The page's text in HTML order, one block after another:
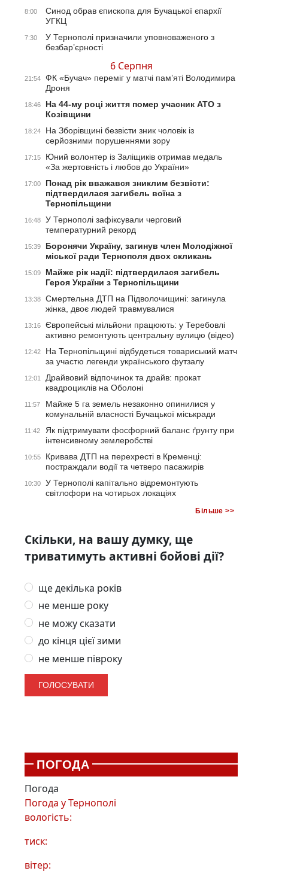
8:00
Синод обрав єпископа для Бучацької єпархії
УГКЦ
7:30
У Тернополі призначили уповноваженого з
безбар’єрності
6 Серпня
21:54
ФК «Бучач» переміг у матчі пам’яті Володимира
Дроня
18:46
На 44-му році життя помер учасник АТО з
Козівщини
18:24
На Зборівщині безвісти зник чоловік із
серйозними порушеннями зору
17:15
Юний волонтер із Заліщиків отримав медаль
«За жертовність і любов до України»
17:00
Понад рік вважався зниклим безвісти:
підтвердилася загибель воїна з
Тернопільщини
16:48
У Тернополі зафіксували черговий
температурний рекорд
15:39
Боронячи Україну, загинув член Молодіжної
міської ради Тернополя двох скликань
15:09
Майже рік надії: підтвердилася загибель
Героя України з Тернопільщини
13:38
Смертельна ДТП на Підволочищині: загинула
жінка, двоє людей травмувалися
13:16
Європейські мільйони працюють: у Теребовлі
активно ремонтують центральну вулицю (відео)
12:42
На Тернопільщині відбудеться товариський матч
за участю легенди українського футзалу
12:01
Драйвовий відпочинок та драйв: прокат
квадроциклів на Оболоні
11:57
Майже 5 га земель незаконно опинилися у
комунальній власності Бучацької міськради
11:42
Як підтримувати фосфорний баланс ґрунту при
інтенсивному землеробстві
10:55
Кривава ДТП на перехресті в Кременці:
постраждали водії та четверо пасажирів
10:30
У Тернополі капітально відремонтують
світлофори на чотирьох локаціях
Більше >>
Скільки, на вашу думку, ще
триватимуть активні бойові дії?
ще декілька років
не менше року
не можу сказати
до кінця цієї зими
не менше півроку
ПОГОДА
Погода
Погода уТернополі
вологість:
тиск:
вітер: